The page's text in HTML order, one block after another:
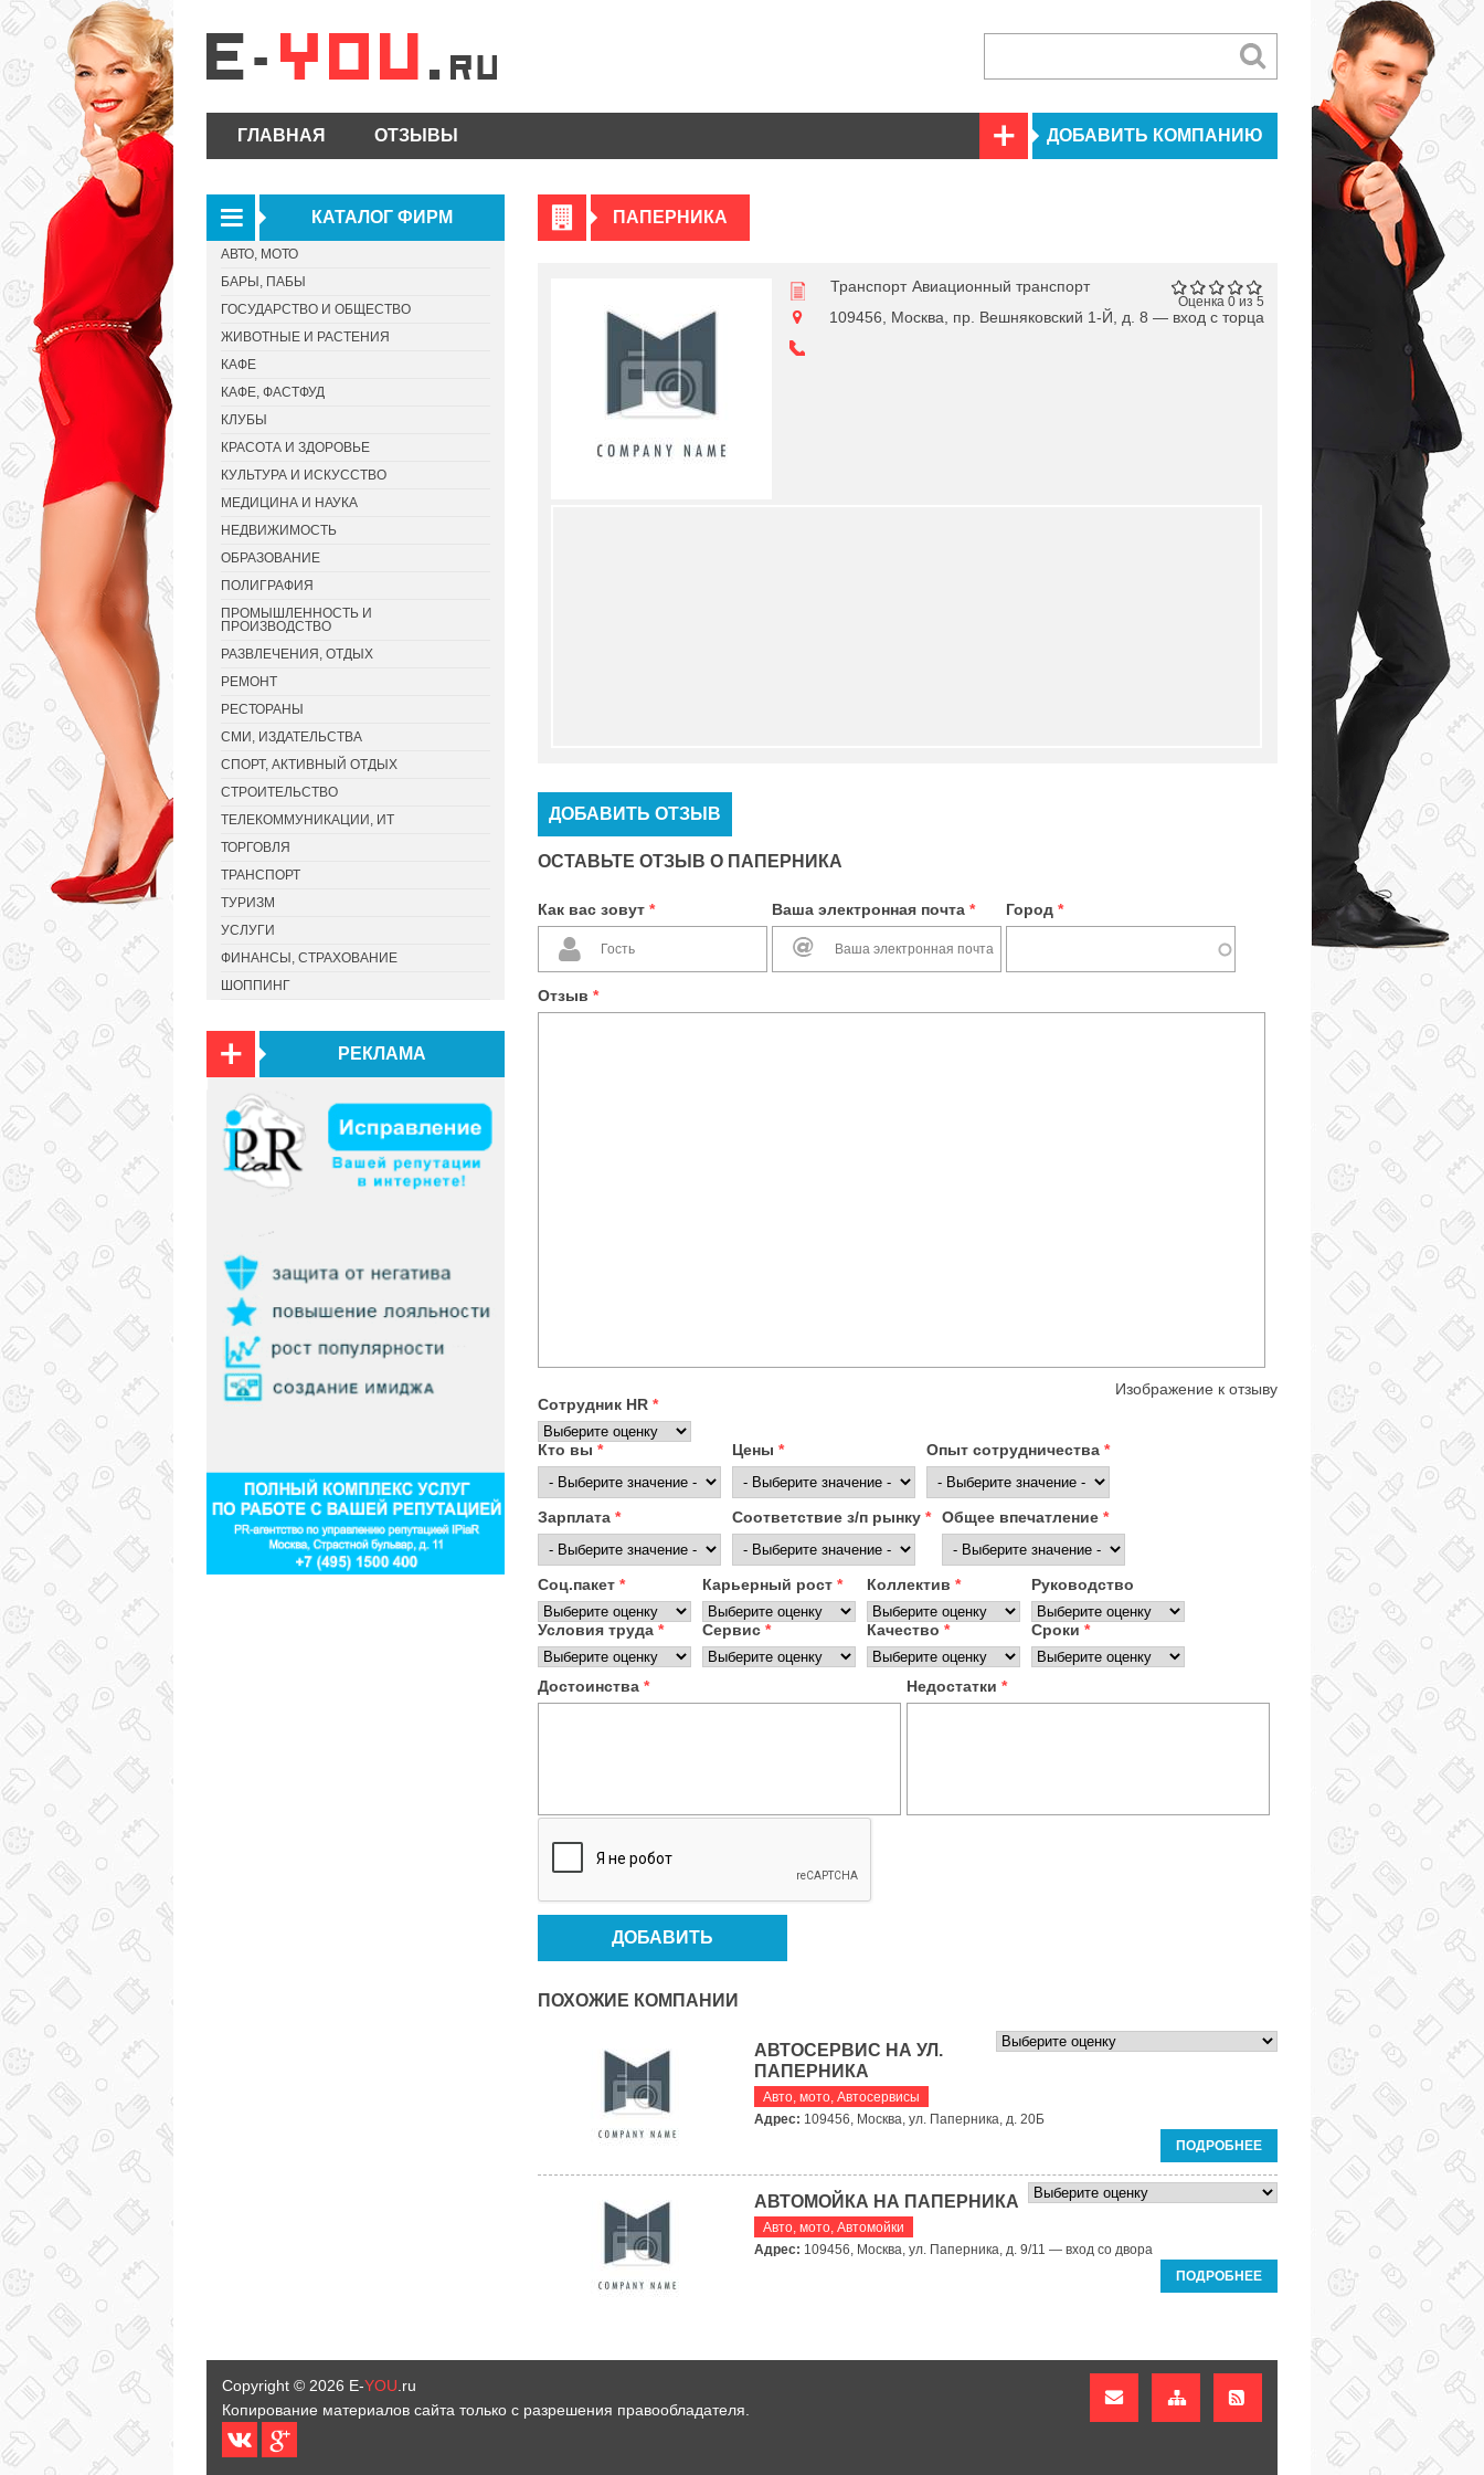
ГЛАВНАЯ ОТЗЫВЫ ДОБАВИТЬ КОМПАНИЮ
ПАПЕРНИКА
Оценка 0 из 5
Транспорт Авиационный транспорт
109456, Москва, пр. Вешняковский 1-Й, д. 8 — вход с торца
ДОБАВИТЬ ОТЗЫВ
ОСТАВЬТЕ ОТЗЫВ О ПАПЕРНИКА
Как вас зовут * Ваша электронная почта * Город *
Отзыв *
Изображение к отзыву
Сотрудник HR *
Кто вы * Цены * Опыт сотрудничества *
Зарплата * Соответствие з/п рынку * Общее впечатление *
Соц.пакет * Карьерный рост * Коллектив * Руководство
Условия труда * Сервис * Качество * Сроки *
Достоинства * Недостатки *
ПОХОЖИЕ КОМПАНИИ
АВТОСЕРВИС НА УЛ.
ПАПЕРНИКА
Авто, мото, Автосервисы
Адрес: 109456, Москва, ул. Паперника, д. 20Б
ПОДРОБНЕЕ
АВТОМОЙКА НА ПАПЕРНИКА
Авто, мото, Автомойки
Адрес: 109456, Москва, ул. Паперника, д. 9/11 — вход со двора
ПОДРОБНЕЕ
КАТАЛОГ ФИРМ
АВТО, МОТО
БАРЫ, ПАБЫ
ГОСУДАРСТВО И ОБЩЕСТВО
ЖИВОТНЫЕ И РАСТЕНИЯ
КАФЕ
КАФЕ, ФАСТФУД
КЛУБЫ
КРАСОТА И ЗДОРОВЬЕ
КУЛЬТУРА И ИСКУССТВО
МЕДИЦИНА И НАУКА
НЕДВИЖИМОСТЬ
ОБРАЗОВАНИЕ
ПОЛИГРАФИЯ
ПРОМЫШЛЕННОСТЬ И
ПРОИЗВОДСТВО
РАЗВЛЕЧЕНИЯ, ОТДЫХ
РЕМОНТ
РЕСТОРАНЫ
СМИ, ИЗДАТЕЛЬСТВА
СПОРТ, АКТИВНЫЙ ОТДЫХ
СТРОИТЕЛЬСТВО
ТЕЛЕКОММУНИКАЦИИ, ИТ
ТОРГОВЛЯ
ТРАНСПОРТ
ТУРИЗМ
УСЛУГИ
ФИНАНСЫ, СТРАХОВАНИЕ
ШОППИНГ
РЕКЛАМА
Copyright © 2026 E-YOU .ru
Копирование материалов сайта только с разрешения правообладателя.